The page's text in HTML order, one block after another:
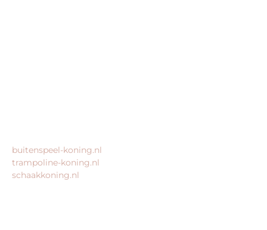
buitenspeel-koning.nl
trampoline-koning.nl
schaakkoning.nl